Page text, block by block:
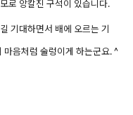
로 앙칼진 구석이 있습니다.
기대하면서 배에 오르는 기
마음처럼 술렁이게 하는군요. ^